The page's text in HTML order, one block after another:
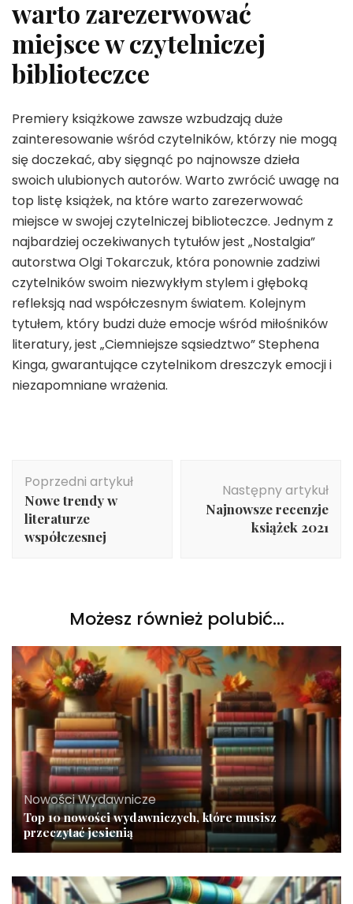
warto zarezerwować
miejsce w czytelniczej
biblioteczce
Premiery książkowe zawsze wzbudzają duże
zainteresowanie wśród czytelników, którzy nie mogą
się doczekać, aby sięgnąć po najnowsze dzieła
swoich ulubionych autorów. Warto zwrócić uwagę na
top listę książek, na które warto zarezerwować
miejsce w swojej czytelniczej biblioteczce. Jednym z
najbardziej oczekiwanych tytułów jest „Nostalgia”
autorstwa Olgi Tokarczuk, która ponownie zadziwi
czytelników swoim niezwykłym stylem i głęboką
refleksją nad współczesnym światem. Kolejnym
tytułem, który budzi duże emocje wśród miłośników
literatury, jest „Ciemniejsze sąsiedztwo” Stephena
Kinga, gwarantujące czytelnikom dreszczyk emocji i
niezapomniane wrażenia.
wpisu
Poprzedni artykuł
Nowe trendy w
literaturze
współczesnej
Następny artykuł
Najnowsze recenzje
książek 2021
Możesz również polubić…
Nowości Wydawnicze
Top 10 nowości wydawniczych, które musisz
przeczytać jesienią